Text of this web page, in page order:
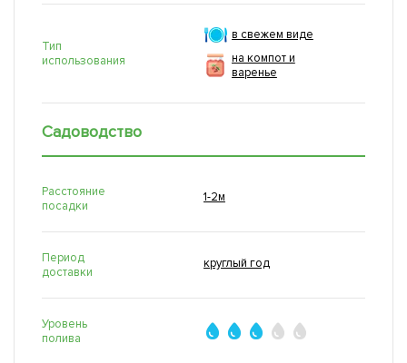
Тип
использования
в свежем виде
на компот и
варенье
Садоводство
Расстояние
посадки
1-2м
Период
доставки
круглый год
Уровень
полива